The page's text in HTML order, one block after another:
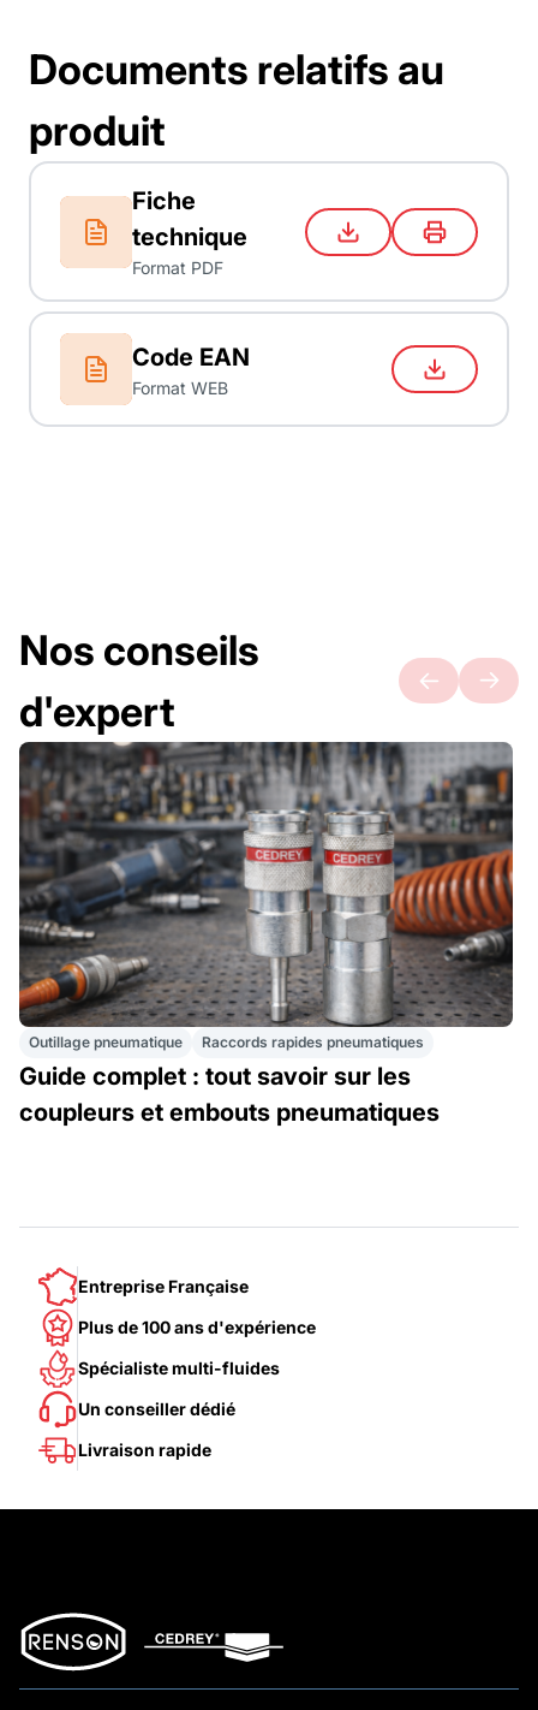
Documents relatifs au
produit
Fiche
technique
Format PDF
Code EAN
Format WEB
Nos conseils
d'expert
Outillage pneumatique Raccords rapides pneumatiques
Guide complet : tout savoir sur les
coupleurs et embouts pneumatiques
Entreprise Française
Plus de 100 ans d'expérience
Spécialiste multi-fluides
Un conseiller dédié
Livraison rapide